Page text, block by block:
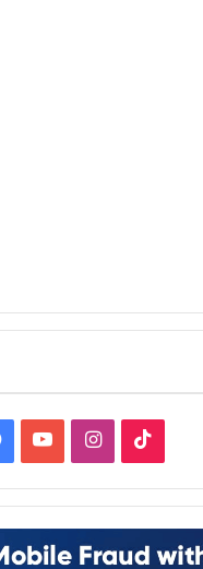
Facebook
YouTubeInstagram